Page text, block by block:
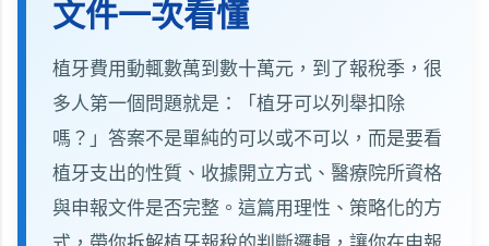
文件一次看懂
植牙費用動輒數萬到數十萬元，到了報稅季，很
多人第一個問題就是：「植牙可以列舉扣除
嗎？」答案不是單純的可以或不可以，而是要看
植牙支出的性質、收據開立方式、醫療院所資格
與申報文件是否完整。這篇用理性、策略化的方